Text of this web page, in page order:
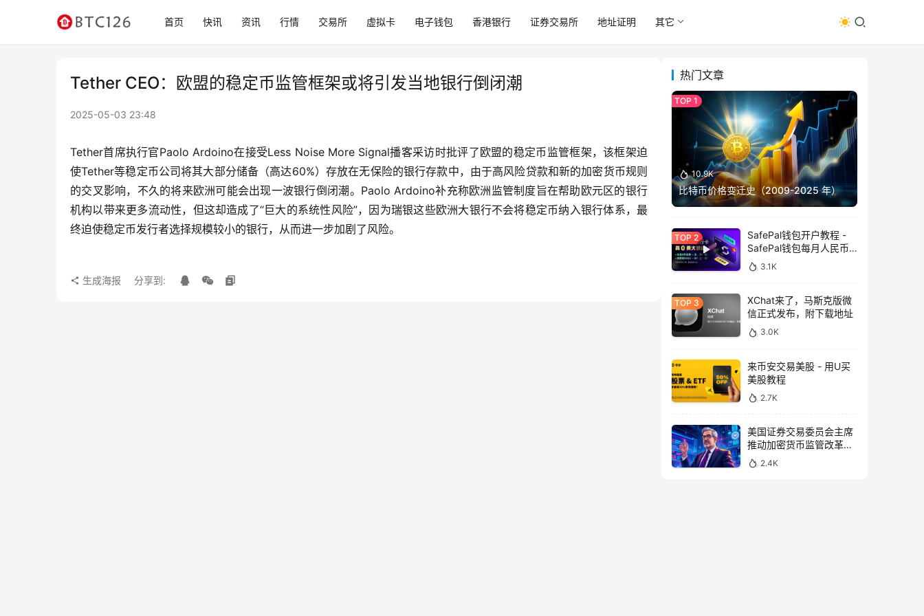
首页 快讯 资讯 行情 交易所 虚拟卡 电子钱包 香港银行 证券交易所 地址证明 其它
Tether CEO：欧盟的稳定币监管框架或将引发当地银行倒闭潮
2025-05-03 23:48
Tether首席执行官Paolo Ardoino在接受Less Noise More Signal播客采访时批评了欧盟的稳定币监管框架，该框架迫
使Tether等稳定币公司将其大部分储备（高达60%）存放在无保险的银行存款中，由于高风险贷款和新的加密货币规则
的交叉影响，不久的将来欧洲可能会出现一波银行倒闭潮。Paolo Ardoino补充称欧洲监管制度旨在帮助欧元区的银行
机构以带来更多流动性，但这却造成了“巨大的系统性风险”，因为瑞银这些欧洲大银行不会将稳定币纳入银行体系，最
终迫使稳定币发行者选择规模较小的银行，从而进一步加剧了风险。
生成海报 分享到:
热门文章
10.9K
比特币价格变迁史（2009-2025 年）
SafePal钱包开户教程 -
SafePal钱包每月人民币
消费前666U享受汇损补
贴
3.1K
XChat来了，马斯克版微
信正式发布，附下载地址
3.0K
来币安交易美股 - 用U买
美股教程
2.7K
美国证券交易委员会主席
推动加密货币监管改革，
力求未来验证
2.4K